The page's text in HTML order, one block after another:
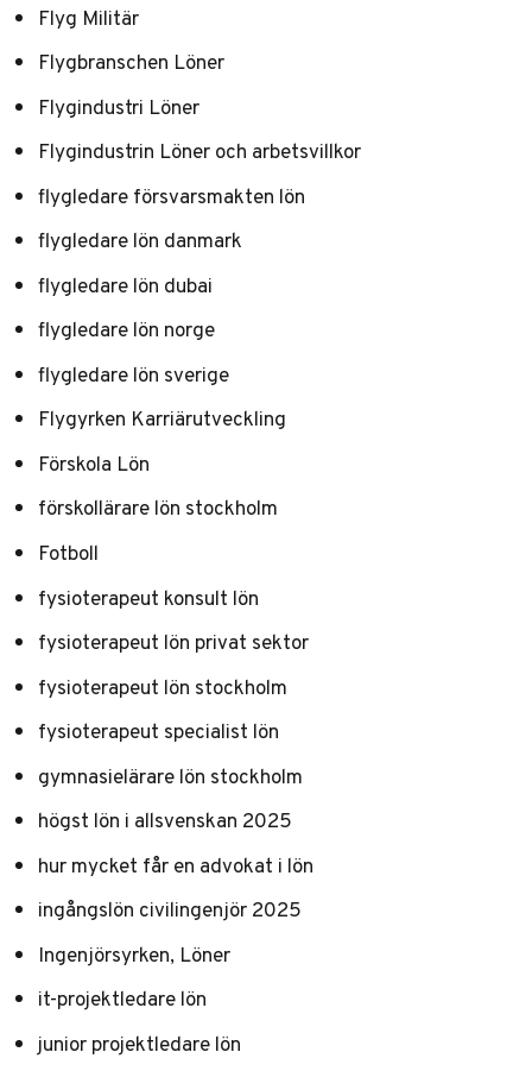
Flyg Militär
Flygbranschen Löner
Flygindustri Löner
Flygindustrin Löner och arbetsvillkor
flygledare försvarsmakten lön
flygledare lön danmark
flygledare lön dubai
flygledare lön norge
flygledare lön sverige
Flygyrken Karriärutveckling
Förskola Lön
förskollärare lön stockholm
Fotboll
fysioterapeut konsult lön
fysioterapeut lön privat sektor
fysioterapeut lön stockholm
fysioterapeut specialist lön
gymnasielärare lön stockholm
högst lön i allsvenskan 2025
hur mycket får en advokat i lön
ingångslön civilingenjör 2025
Ingenjörsyrken, Löner
it-projektledare lön
junior projektledare lön